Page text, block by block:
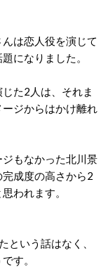
は恋人役を演じて
になりました。
た2 人は、それま
ジからはかけ離れ
もなかった北川景
成度の高さから2
われます。
という話はなく、
す。